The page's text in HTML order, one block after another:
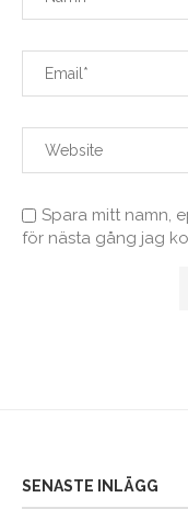
Spara mitt namn,
för nästa gång jag
SENASTE INLÄGG